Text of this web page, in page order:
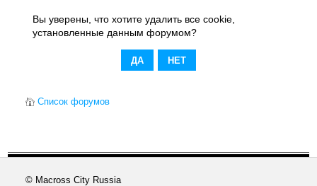
Вы уверены, что хотите удалить все cookie,
установленные данным форумом?
Список форумов
© Macross City Russia